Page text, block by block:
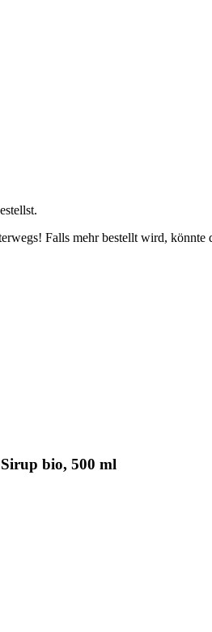
Falls mehr bestellt wird, könnte
bio, 500 ml